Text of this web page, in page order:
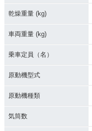
乾燥重量 (kg)
車両重量 (kg)
乗車定員（名）
原動機型式
原動機種類
気筒数